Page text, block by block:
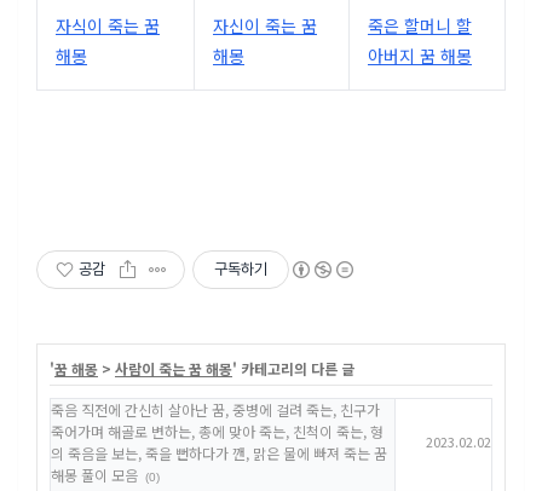
자식이 죽는 꿈
해몽
자신이 죽는 꿈
해몽
죽은 할머니 할
아버지 꿈 해몽
공감 구독하기
'꿈 해몽 > 사람이 죽는 꿈 해몽' 카테고리의 다른 글
죽음 직전에 간신히 살아난 꿈, 중병에 걸려 죽는, 친구가
죽어가며 해골로 변하는, 총에 맞아 죽는, 친척이 죽는, 형
의 죽음을 보는, 죽을 뻔하다가 깬, 맑은 물에 빠져 죽는 꿈
해몽 풀이 모음 (0)
2023.02.02